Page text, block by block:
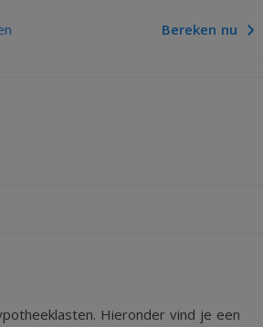
Bereken nu
Hieronder vind je een